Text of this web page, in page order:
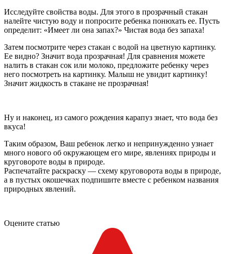
Исследуйте свойства воды. Для этого в прозрачный стакан
налейте чистую воду и попросите ребенка понюхать ее. Пусть
определит: «Имеет ли она запах?» Чистая вода без запаха!
Затем посмотрите через стакан с водой на цветную картинку.
Ее видно? Значит вода прозрачная! Для сравнения можете
налить в стакан сок или молоко, предложите ребенку через
него посмотреть на картинку. Малыш не увидит картинку!
Значит жидкость в стакане не прозрачная!
Ну и наконец, из самого рождения карапуз знает, что вода без
вкуса!
Таким образом, Ваш ребенок легко и непринужденно узнает
много нового об окружающем его мире, явлениях природы и
круговороте воды в природе.
Распечатайте раскраску — схему круговорота воды в природе,
а в пустых окошечках подпишите вместе с ребенком названия
природных явлений.
Оцените статью